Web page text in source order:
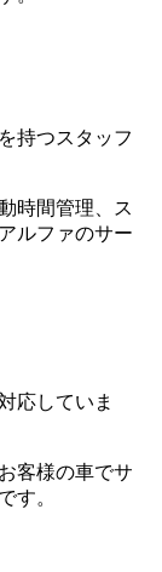
持つスタッフ
時間管理、ス
ルファのサー
応していま
客様の車でサ
す。